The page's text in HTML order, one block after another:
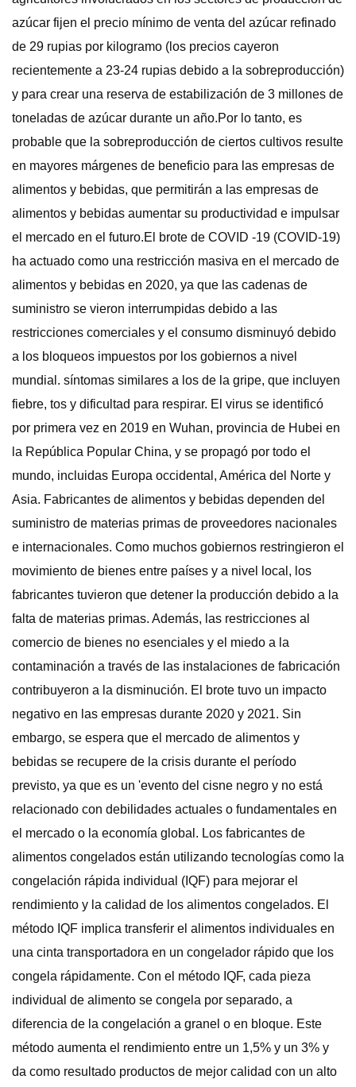
azúcar fijen el precio mínimo de venta del azúcar refinado
de 29 rupias por kilogramo (los precios cayeron
recientemente a 23-24 rupias debido a la sobreproducción)
y para crear una reserva de estabilización de 3 millones de
toneladas de azúcar durante un año.Por lo tanto, es
probable que la sobreproducción de ciertos cultivos resulte
en mayores márgenes de beneficio para las empresas de
alimentos y bebidas, que permitirán a las empresas de
alimentos y bebidas aumentar su productividad e impulsar
el mercado en el futuro.El brote de COVID -19 (COVID-19)
ha actuado como una restricción masiva en el mercado de
alimentos y bebidas en 2020, ya que las cadenas de
suministro se vieron interrumpidas debido a las
restricciones comerciales y el consumo disminuyó debido
a los bloqueos impuestos por los gobiernos a nivel
mundial. síntomas similares a los de la gripe, que incluyen
fiebre, tos y dificultad para respirar. El virus se identificó
por primera vez en 2019 en Wuhan, provincia de Hubei en
la República Popular China, y se propagó por todo el
mundo, incluidas Europa occidental, América del Norte y
Asia. Fabricantes de alimentos y bebidas dependen del
suministro de materias primas de proveedores nacionales
e internacionales. Como muchos gobiernos restringieron el
movimiento de bienes entre países y a nivel local, los
fabricantes tuvieron que detener la producción debido a la
falta de materias primas. Además, las restricciones al
comercio de bienes no esenciales y el miedo a la
contaminación a través de las instalaciones de fabricación
contribuyeron a la disminución. El brote tuvo un impacto
negativo en las empresas durante 2020 y 2021. Sin
embargo, se espera que el mercado de alimentos y
bebidas se recupere de la crisis durante el período
previsto, ya que es un 'evento del cisne negro y no está
relacionado con debilidades actuales o fundamentales en
el mercado o la economía global. Los fabricantes de
alimentos congelados están utilizando tecnologías como la
congelación rápida individual (IQF) para mejorar el
rendimiento y la calidad de los alimentos congelados. El
método IQF implica transferir el alimentos individuales en
una cinta transportadora en un congelador rápido que los
congela rápidamente. Con el método IQF, cada pieza
individual de alimento se congela por separado, a
diferencia de la congelación a granel o en bloque. Este
método aumenta el rendimiento entre un 1,5% y un 3% y
da como resultado productos de mejor calidad con un alto